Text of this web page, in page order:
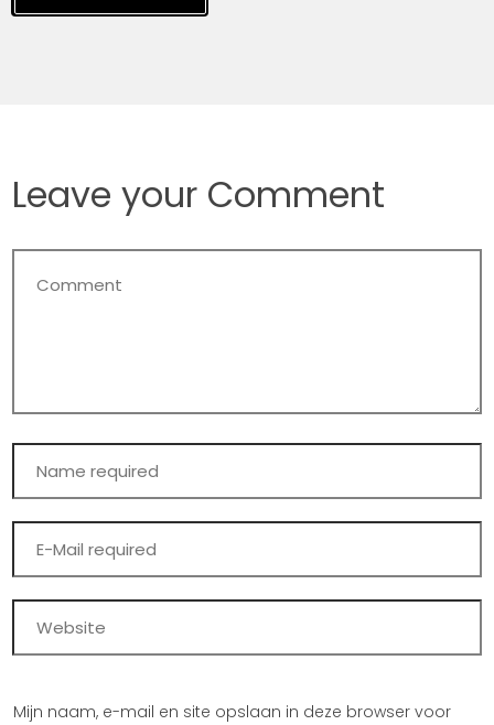
Leave your Comment
Mijn naam, e-mail en site opslaan in deze browser voor